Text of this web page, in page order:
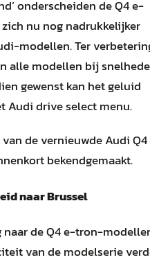
onderscheiden de Q4 e-
nu nog nadrukkelijker
modellen. Ter
alle modellen bij
gewenst kan het geluid
Audi drive select menu.
de vernieuwde Audi Q4
bekendgemaakt.
naar Brussel
naar de Q4 e-tron-
van de modelserie